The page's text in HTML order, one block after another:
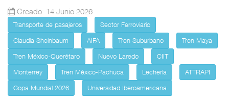
Creado: 14 Junio 2026
Transporte de pasajeros
Sector Ferroviario
Claudia Sheinbaum
AIFA Tren Suburbano
Tren Maya
Tren México-Querétaro
Nuevo Laredo
CIIT
Monterrey
Tren México-Pachuca Lechería
ATTRAPI
Copa Mundial 2026
Universidad Iberoamericana